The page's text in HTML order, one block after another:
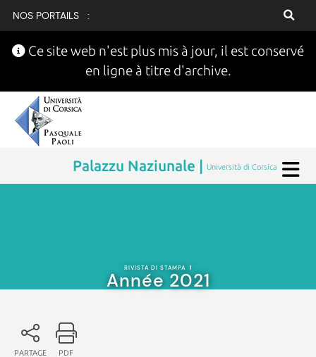
NOS PORTAILS :
Ce site web n'est plus mis à jour, il est conservé
en ligne à titre d'archive.
Palazzu Naziunale | Università di Corsica
RIVISTA DI STAMPA |
Année 2021
PARTAGE PDF